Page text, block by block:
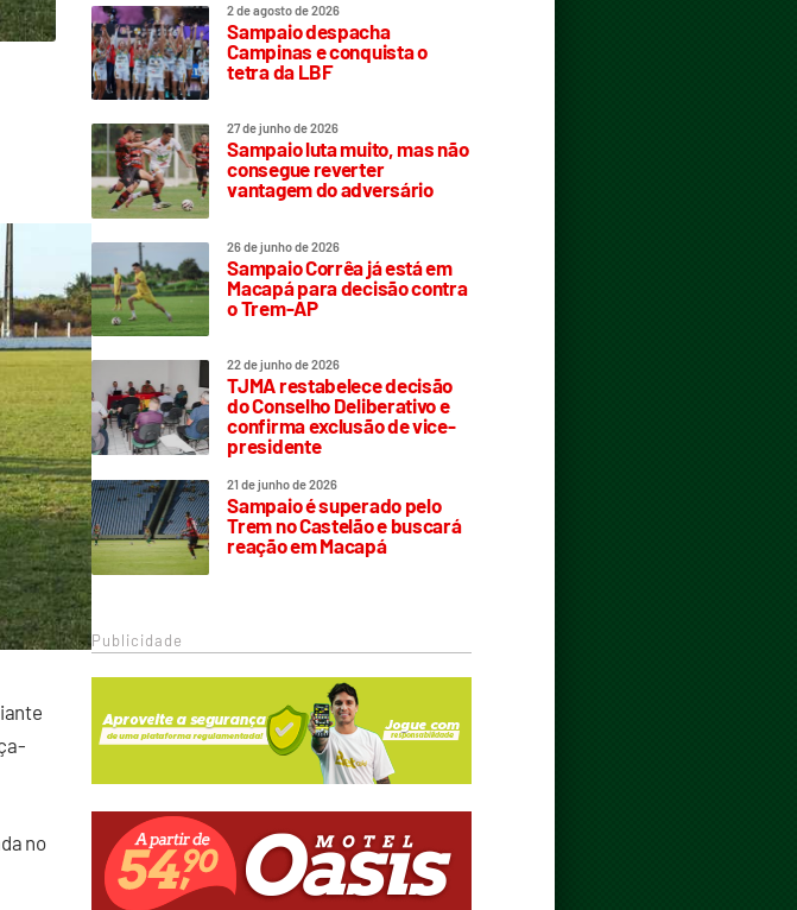
no
2 de agosto de 2026
Sampaio despacha
Campinas e conquista o
tetra da LBF
27 de junho de 2026
Sampaio luta muito, mas não
consegue reverter
vantagem do adversário
26 de junho de 2026
Sampaio Corrêa já está em
Macapá para decisão contra
o Trem-AP
22 de junho de 2026
TJMA restabelece decisão
do Conselho Deliberativo e
confirma exclusão de vice-
presidente
21 de junho de 2026
Sampaio é superado pelo
Trem no Castelão e buscará
reação em Macapá
Publicidade